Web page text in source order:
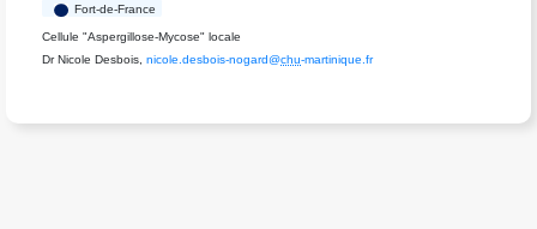
Fort-de-France
Cellule "Aspergillose-Mycose" locale
Dr Nicole Desbois, nicole.desbois-nogard@chu-martinique.fr